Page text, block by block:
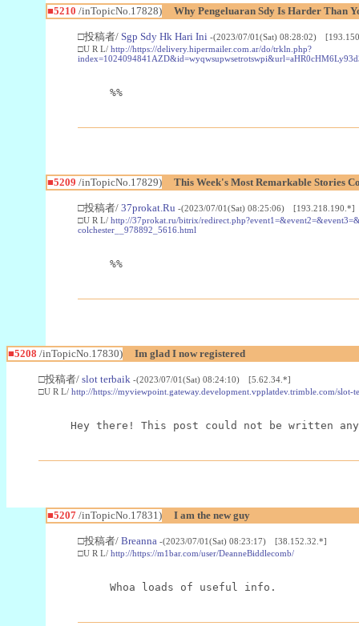
■5210 /inTopicNo.17828) Why Pengeluaran Sdy Is Harder Than
□投稿者/ Sgp Sdy Hk Hari Ini -(2023/07/01(Sat) 08:28:02)
□U R L/ http://https://delivery.hipermailer.com.ar/do/trkln.php?
%%
■5209 /inTopicNo.17829) This Week's Most Remarkable Stories
□投稿者/ 37prokat.Ru -(2023/07/01(Sat) 08:25:06) [193.218.190.*]
□U R L/ http://37prokat.ru/bitrix/
colchester__978892_5616.html
%%
■5208 /inTopicNo.17830) Im glad I now registered
□投稿者/ slot terbaik -(2023/07/01(Sat) 08:24:10) [5.62.34.*]
□U R L/ http://https://myviewpoint.gateway.development.vpplatdev.trimble.com/slot-
Hey there! This post could not be written
■5207/inTopicNo.17831) I am the new guy
□投稿者/ Breanna -(2023/07/01(Sat) 08:23:17) [38.152.32.*]
□U R L/ http://https://m1bar.com/user/DeanneBiddlecomb/
Whoa loads of useful info.